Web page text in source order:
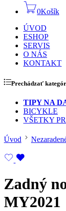
0Košík
ÚVOD
ESHOP
SERVIS
O NÁS
KONTAKT
Prechádzať
TIPY NA
BICYKLE
VŠETKY
Úvod
Zadný
MY2021